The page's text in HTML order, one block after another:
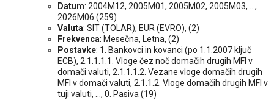
Datum: 2004M12, 2005M01, 2005M02, 2005M03, ...,
2026M06 (259)
Valuta: SIT (TOLAR), EUR (EVRO), (2)
Frekvenca: Mesečna, Letna, (2)
Postavke: 1. Bankovci in kovanci (po 1.1.2007 ključ
ECB), 2.1.1.1.1. Vloge čez noč domačih drugih MFI v
domači valuti, 2.1.1.1.2. Vezane vloge domačih drugih
MFI v domači valuti, 2.1.1.2. Vloge domačih drugih MFI v
tuji valuti, ..., 0. Pasiva (19)